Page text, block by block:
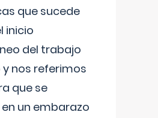
que sucede
inicio
del trabajo
nos referimos
que se
un embarazo